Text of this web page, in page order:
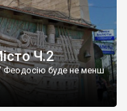
Ч.2
Феодосію буде не менш